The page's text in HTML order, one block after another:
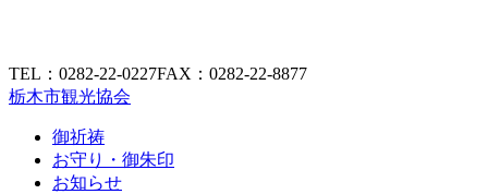
TEL：0282-22-0227FAX：0282-22-8877
栃木市観光協会
御祈祷
お守り・御朱印
お知らせ